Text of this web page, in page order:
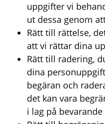
uppgifter vi
ut dessa genom
Rätt till rättelse,
att vi rättar dina
Rätt till radering,
dina
begäran och
det kan vara
i lag på